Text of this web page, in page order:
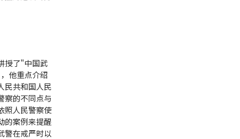
授了"中国武
他重点介绍
民共和国人民
察的不同点与
照人民警察使
的案例来提醒
警在戒严时以